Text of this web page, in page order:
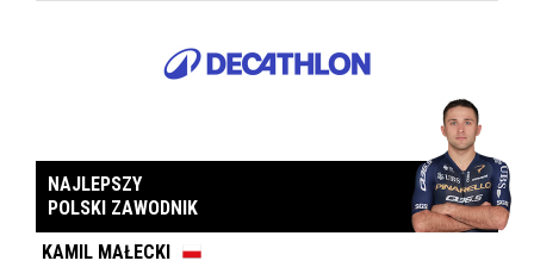
NAJLEPSZY
POLSKI ZAWODNIK
KAMIL MAŁECKI